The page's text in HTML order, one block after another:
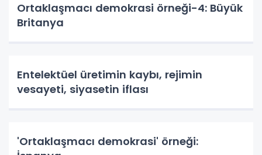
Ortaklaşmacı demokrasi örneği-4: Büyük
Britanya
Entelektüel üretimin kaybı, rejimin
vesayeti, siyasetin iflası
'Ortaklaşmacı demokrasi' örneği: